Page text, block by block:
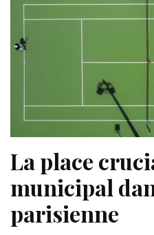
La place
municipal
parisienne